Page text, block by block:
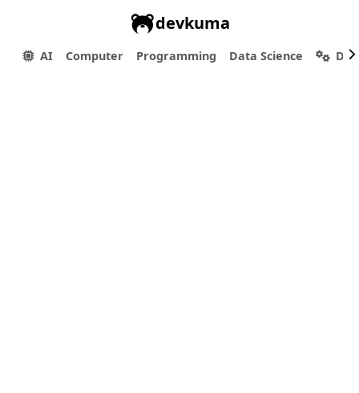
devkuma
AI Computer Programming Data Science